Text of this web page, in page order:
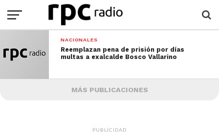
NACIONALES
Reemplazan pena de prisión por días
multas a exalcalde Bosco Vallarino
MÁS PUBLICACIONES
PUBLICIDAD